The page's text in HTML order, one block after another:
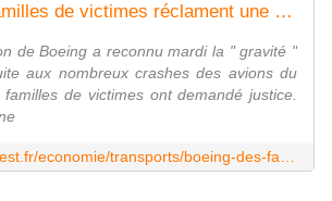
Boeing : des familles de victimes réclament une amende de près de 25 milliards de dollars
de Boeing a reconnu mardi la " gravité "
aux nombreux crashes des avions du
de victimes ont demandé justice.